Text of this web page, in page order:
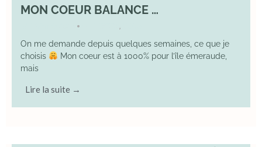
MON COEUR BALANCE …
•
On me demande depuis quelques semaines, ce que je
choisis
Mon coeur est à 1000% pour l’île émeraude,
mais
Lire la suite →